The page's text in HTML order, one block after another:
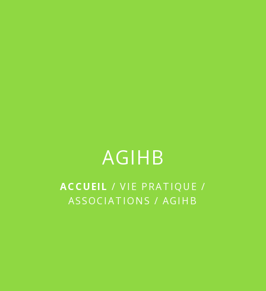
AGIHB
ACCUEIL / VIE PRATIQUE /
ASSOCIATIONS / AGIHB